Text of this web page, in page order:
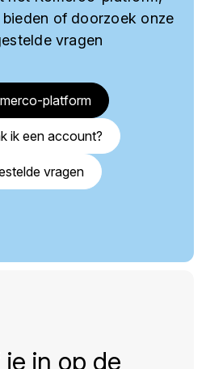
of doorzoek onze
vragen
platform
ik een account?
vragen
in op de